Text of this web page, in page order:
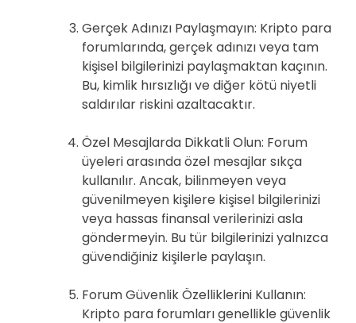
Gerçek Adınızı Paylaşmayın: Kripto para
forumlarında, gerçek adınızı veya tam
kişisel bilgilerinizi paylaşmaktan kaçının.
Bu, kimlik hırsızlığı ve diğer kötü niyetli
saldırılar riskini azaltacaktır.
Özel Mesajlarda Dikkatli Olun: Forum
üyeleri arasında özel mesajlar sıkça
kullanılır. Ancak, bilinmeyen veya
güvenilmeyen kişilere kişisel bilgilerinizi
veya hassas finansal verilerinizi asla
göndermeyin. Bu tür bilgilerinizi yalnızca
güvendiğiniz kişilerle paylaşın.
Forum Güvenlik Özelliklerini Kullanın:
Kripto para forumları genellikle güvenlik